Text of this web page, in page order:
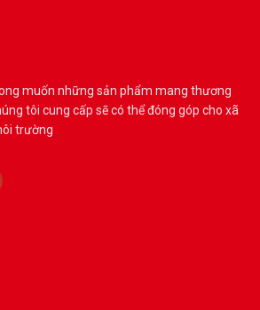
muốn những sản phẩm mang thương
tôi cung cấp sẽ có thể đóng góp cho xã
trường